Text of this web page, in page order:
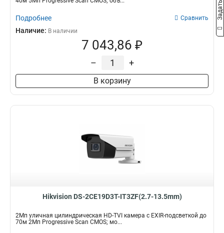
Подробнее Сравнить
Наличие: В наличии
7 043,86 ₽
– +
В корзину
Hikvision DS-2CE19D3T-IT3ZF(2.7-13.5mm)
2Мп уличная цилиндрическая HD-TVI камера с EXIR-подсветкой до
70м 2Мп Progressive Scan CMOS; мо...